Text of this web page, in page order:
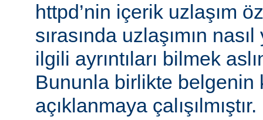
httpd’nin içerik uzlaşım
sırasında uzlaşımın
ilgili ayrıntıları bilmek
Bununla birlikte belgenin
açıklanmaya çalışılmıştır.